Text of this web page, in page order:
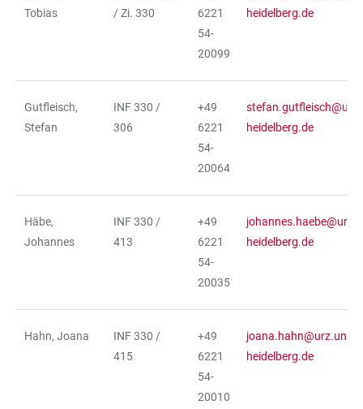
Tobias
/ Zi. 330
6221
54-
20099
heidelberg.de
Gutfleisch,
Stefan
INF 330 /
306
+49
6221
54-
20064
heidelberg.de
Häbe,
Johannes
INF 330 /
413
+49
6221
54-
20035
heidelberg.de
Hahn, Joana
INF 330 /
415
+49
6221
54-
20010
joana.hahn@urz.uni-
heidelberg.de